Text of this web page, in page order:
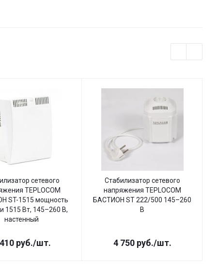
сетевого
TEPLOCOM
ST-1515 мощность
1515 Вт, 145–260 В,
настенный
руб./шт.
Стабилизатор сетевого
напряжения TEPLOCOM
БАСТИОН ST 222/500 145–260
В
4 750руб./шт.